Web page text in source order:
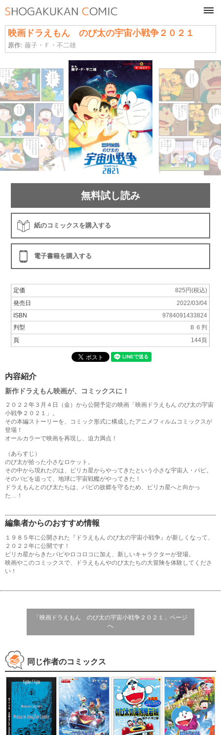
映画ドラえもん のび太の宇宙小戦争２０２１
原作:藤子・Ｆ・不二雄
無料試し読み
紙のコミックスを購入する
電子書籍を購入する
定価
825円(税込)
発売日
2022/03/04
ISBN
9784091433824
判型
Ｂ６判
頁
144頁
内容紹介
新作ドラえもん映画が、コミックスに！
２０２２年３月４日（金）から公開予定の映画「映画ドラえもん のび太の宇宙
小戦争２０２１」。
その本編ストーリーを、コミック形式に構成したアニメフィルムコミックスが
登場！
オールカラーで映画を再現し、迫力満点！
（あらすじ）
のび太が拾った小さなロケット。
その中から現れたのは、ピリカ星からやってきたという小さな宇宙人・パピ。
そのパピを追って、地球に宇宙戦艦がやってきた！
ドラえもんとのび太たちは、パピの故郷を守るため、ピリカ星へと向かっ
た…！
編集者からのおすすめ情報
１９８５年に公開された『ドラえもん のび太の宇宙小戦争』が新しくなって、
２０２２年に公開です！
ピリカ星からきたパピやロコロコに加え、新しいキャラクターが登場。
映画やこのコミックスで、ドラえもんやのび太たちの大冒険を体験してくださ
い！
「映画ドラえもん のび太の宇宙小戦争２０２１」ページ
へ
同じ作者のコミックス